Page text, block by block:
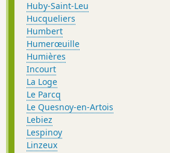
Huby-Saint-Leu
Hucqueliers
Humbert
Humerœuille
Humières
Incourt
La Loge
Le Parcq
Le Quesnoy-en-Artois
Lebiez
Lespinoy
Linzeux